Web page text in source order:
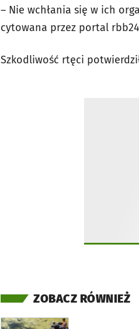
– Nie wchłania się w ich
cytowana przez portal
Szkodliwość rtęci
ZOBACZ RÓWNIEŻ
otworzy się w nowej karcie